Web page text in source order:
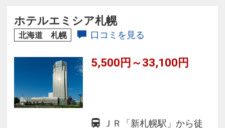
ながら、優雅な時間をお過ごしください。
ホテルエミシア札幌
北海道 札幌 口コミを見る
5,500円～33,100円
ＪＲ「新札幌駅」から徒